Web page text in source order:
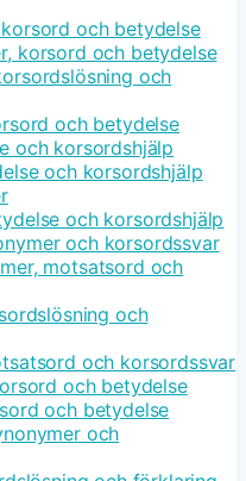
och betydelse
korsord och betydelse
och
och betydelse
och korsordshjälp
och korsordshjälp
och korsordshjälp
och korsordssvar
motsatsord och
och
och korsordssvar
och betydelse
och betydelse
och